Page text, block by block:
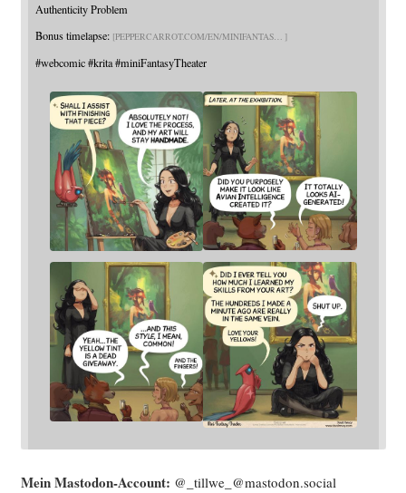
Authenticity Problem
Bonus timelapse: PEPPERCARROT.COM/EN/MINIFANTAS
#webcomic #krita #miniFantasyTheater
Mein Mast­o­don-Account: @_tillwe_@mastodon.social